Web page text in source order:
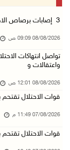
إصابة مواطنين
07/آب/2026 08:48 م
07/آب/2026 08:24 م
مستعمرون
07/آب/2026 08:08 م
مستعمرون
3 إصابات برصاص الاحتلال شمال خان يونس
08/08/2026 09:09 ص
تواصل انتهاكات
واعتقالات و
08/08/2026 12:01 ص
قوات الاحتلال
07/08/2026 11:49 م
قوات الاحتلال